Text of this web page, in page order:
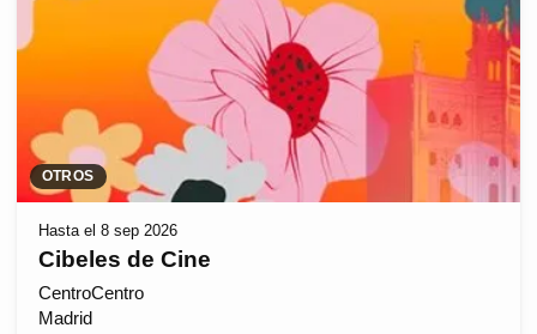
OTROS
Hasta el 8 sep 2026
Cibeles de Cine
CentroCentro
Madrid